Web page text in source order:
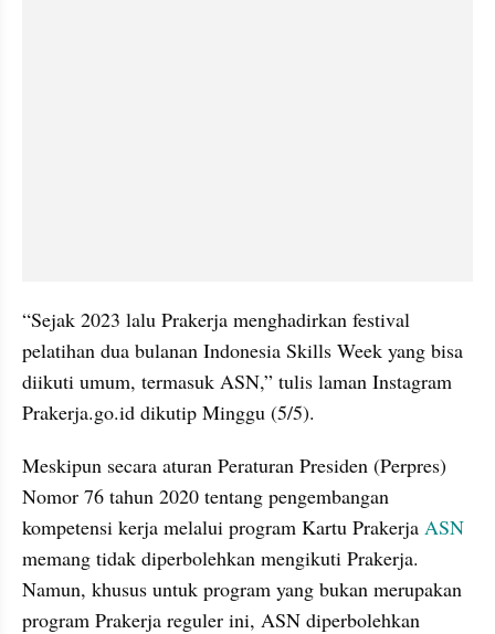
“Sejak 2023 lalu Prakerja menghadirkan festival
pelatihan dua bulanan Indonesia Skills Week yang bisa
diikuti umum, termasuk ASN,” tulis laman Instagram
Prakerja.go.id dikutip Minggu (5/5).
Meskipun secara aturan Peraturan Presiden (Perpres)
Nomor 76 tahun 2020 tentang pengembangan
kompetensi kerja melalui program Kartu Prakerja ASN
memang tidak diperbolehkan mengikuti Prakerja.
Namun, khusus untuk program yang bukan merupakan
program Prakerja reguler ini, ASN diperbolehkan